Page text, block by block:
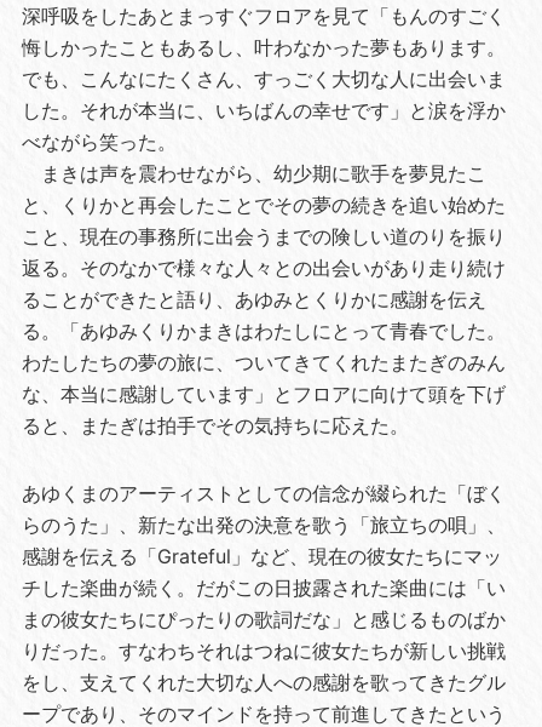
深呼吸をしたあとまっすぐフロアを見て「もんのすごく
悔しかったこともあるし、叶わなかった夢もあります。
でも、こんなにたくさん、すっごく大切な人に出会いま
した。それが本当に、いちばんの幸せです」と涙を浮か
べながら笑った。
まきは声を震わせながら、幼少期に歌手を夢見たこ
と、くりかと再会したことでその夢の続きを追い始めた
こと、現在の事務所に出会うまでの険しい道のりを振り
返る。そのなかで様々な人々との出会いがあり走り続け
ることができたと語り、あゆみとくりかに感謝を伝え
る。「あゆみくりかまきはわたしにとって青春でした。
わたしたちの夢の旅に、ついてきてくれたまたぎのみん
な、本当に感謝しています」とフロアに向けて頭を下げ
ると、またぎは拍手でその気持ちに応えた。
あゆくまのアーティストとしての信念が綴られた「ぼく
らのうた」、新たな出発の決意を歌う「旅立ちの唄」、
感謝を伝える「Grateful」など、現在の彼女たちにマッ
チした楽曲が続く。だがこの日披露された楽曲には「い
まの彼女たちにぴったりの歌詞だな」と感じるものばか
りだった。すなわちそれはつねに彼女たちが新しい挑戦
をし、支えてくれた大切な人への感謝を歌ってきたグル
ープであり、そのマインドを持って前進してきたという